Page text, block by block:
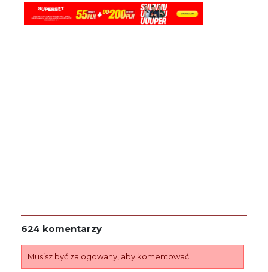
624 komentarzy
Musisz być zalogowany, aby komentować